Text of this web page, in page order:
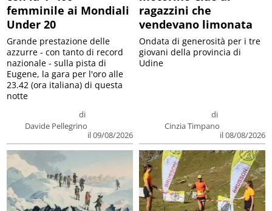
femminile ai Mondiali
Under 20
di
Davide Pellegrino
il 09/08/2026
Grande prestazione delle
azzurre - con tanto di record
nazionale - sulla pista di
Eugene, la gara per l'oro alle
23.42 (ora italiana) di questa
notte
ragazzini che
vendevano limonata
di
Cinzia Timpano
il 08/08/2026
Ondata di generosità per i tre
giovani della provincia di
Udine